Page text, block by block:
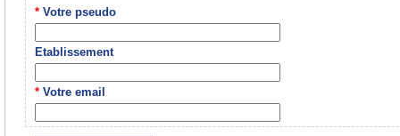
* Votre pseudo
Etablissement
* Votre email